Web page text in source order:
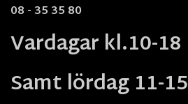
08 - 35 35 80
Vardagar kl.10-18
Samt lördag 11-15